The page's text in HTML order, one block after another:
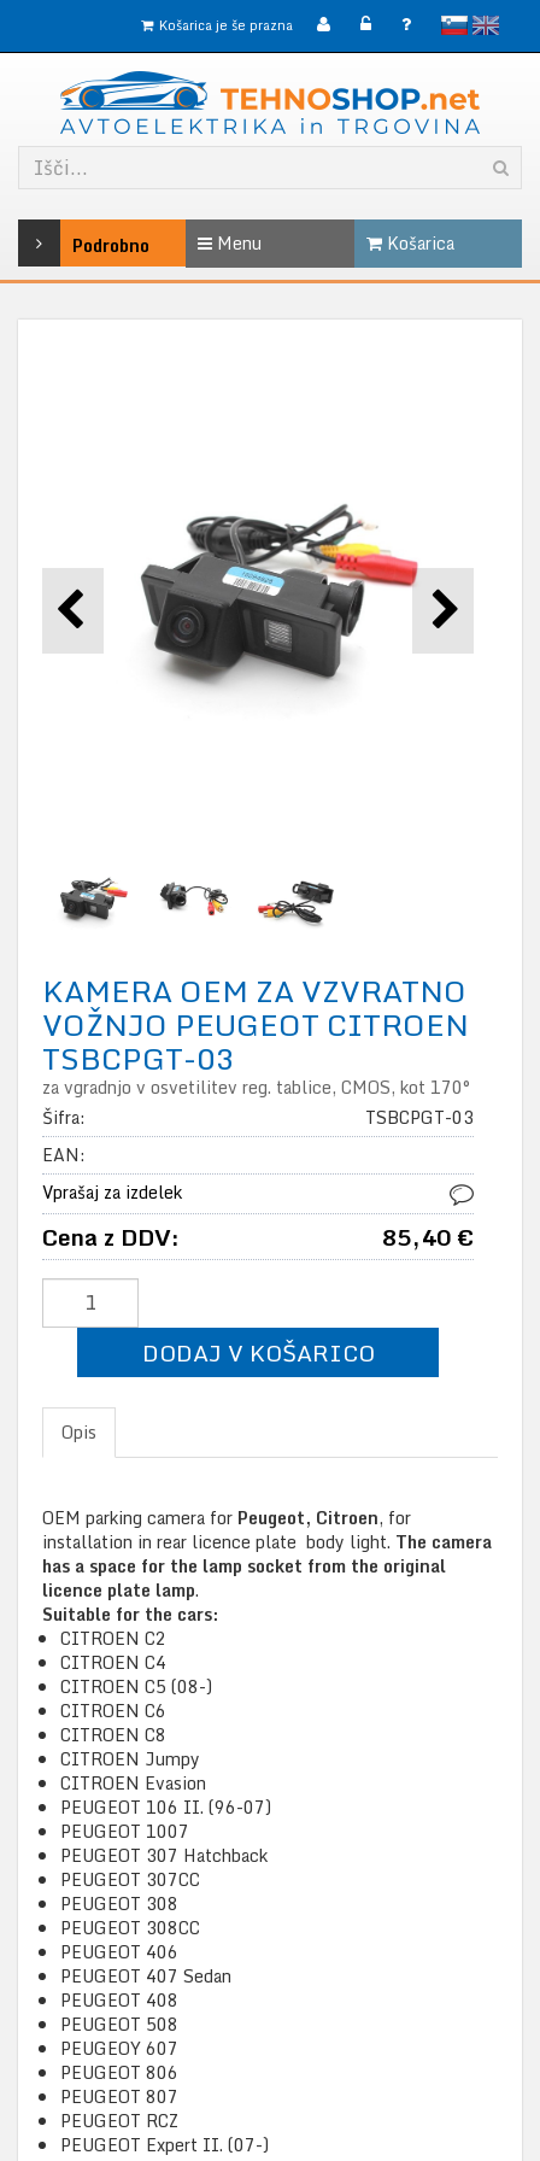
slovenskoEnglish
Košarica je še prazna
Podrobno Menu Košarica
KAMERA OEM ZA VZVRATNO
VOŽNJO PEUGEOT CITROEN
TSBCPGT-03
za vgradnjo v osvetilitev reg. tablice, CMOS, kot 170°
Šifra:
TSBCPGT-03
EAN:
Vprašaj za izdelek
Cena z DDV: 85,40 €
DODAJ V KOŠARICO
Opis
OEM parking camera for Peugeot, Citroen, for
installation in rear licence plate body light. The camera
has a space for the lamp socket from the original
licence plate lamp.
Suitable for the cars:
CITROEN C2
CITROEN C4
CITROEN C5 (08-)
CITROEN C6
CITROEN C8
CITROEN Jumpy
CITROEN Evasion
PEUGEOT 106 II. (96-07)
PEUGEOT 1007
PEUGEOT 307 Hatchback
PEUGEOT 307CC
PEUGEOT 308
PEUGEOT 308CC
PEUGEOT 406
PEUGEOT 407 Sedan
PEUGEOT 408
PEUGEOT 508
PEUGEOY 607
PEUGEOT 806
PEUGEOT 807
PEUGEOT RCZ
PEUGEOT Expert II. (07-)